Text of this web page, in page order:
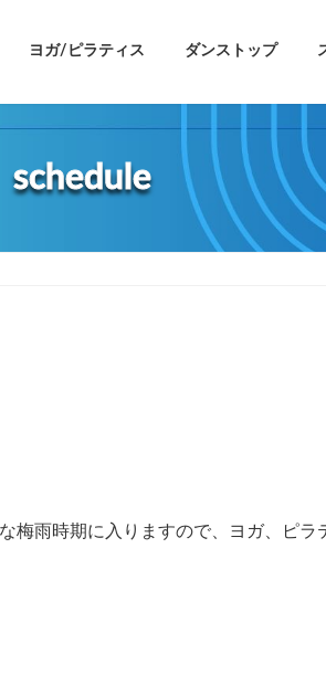
ヨガ/ピラティス ダンストップ
schedule
雨時期に入りますので、ヨガ、ピ